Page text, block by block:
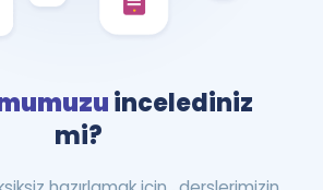
incelediniz
mi?